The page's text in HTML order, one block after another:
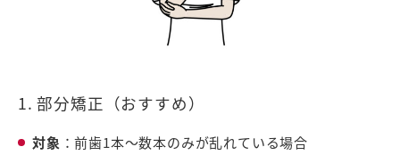
1. 部分矯正（おすすめ）
対象 ：前歯1本〜数本のみが乱れている場合